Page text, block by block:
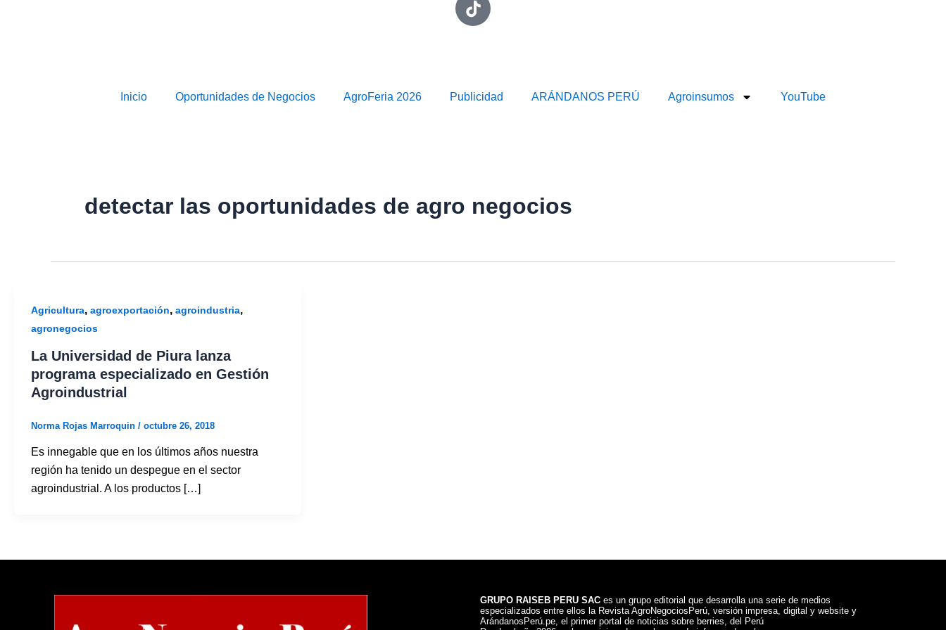
Inicio Oportunidades de Negocios AgroFeria 2026 Publicidad ARÁNDANOS PERÚ Agroinsumos YouTube
detectar las oportunidades de agro negocios
Agricultura, agroexportación, agroindustria,
agronegocios
La Universidad de Piura lanza
programa especializado en Gestión
Agroindustrial
Norma Rojas Marroquin / octubre 26, 2018
Es innegable que en los últimos años nuestra
región ha tenido un despegue en el sector
agroindustrial. A los productos […]
GRUPO RAISEB PERU SAC es un grupo editorial que desarrolla una serie de medios
especializados entre ellos la Revista AgroNegociosPerú, versión impresa, digital y website y
ArándanosPerú.pe, el primer portal de noticias sobre berries, del Perú